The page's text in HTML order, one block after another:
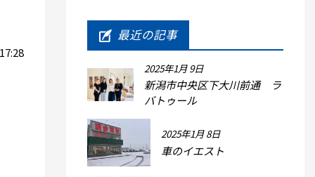
最近の記事
2025年1月 9日
新潟市中央区下大川前通 ラ
バトゥール
2025年1月 8日
車のイエスト